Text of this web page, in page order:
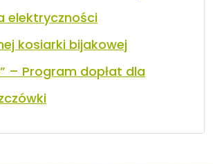
elektryczności
kosiarki bijakowej
– Program dopłat dla